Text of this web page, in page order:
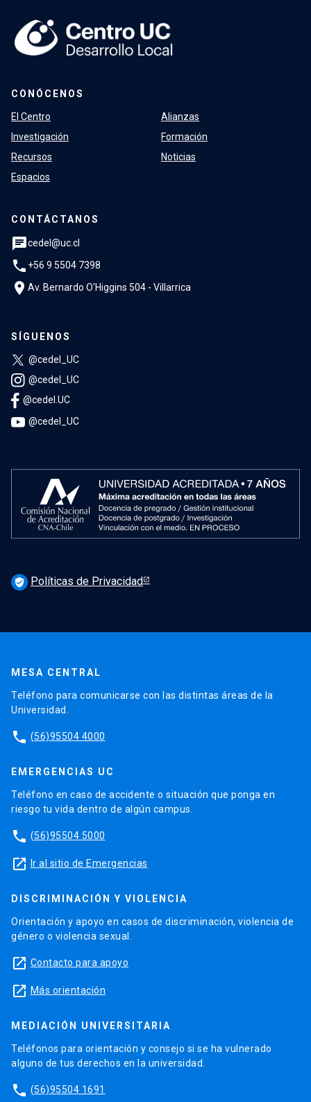
CONÓCENOS
El Centro
Investigación
Recursos
Espacios
Alianzas
Formación
Noticias
CONTÁCTANOS
chatcedel@uc.cl
phone +56 9 5504 7398
location_on Av. Bernardo O'Higgins 504 - Villarrica
SÍGUENOS
@cedel_UC
@cedel_UC
@cedel.UC
@cedel_UC
verified_user Políticas de Privacidad
MESA CENTRAL
Teléfono para comunicarse con las distintas áreas de la
Universidad.
phone (56)95504 4000
EMERGENCIAS UC
Teléfono en caso de accidente o situación que ponga en
riesgo tu vida dentro de algún campus.
phone (56)95504 5000
launch Ir al sitio de Emergencias
DISCRIMINACIÓN Y VIOLENCIA
Orientación y apoyo en casos de discriminación, violencia de
género o violencia sexual.
launch Contacto para apoyo
launch Más orientación
MEDIACIÓN UNIVERSITARIA
Teléfonos para orientación y consejo si se ha vulnerado
alguno de tus derechos en la universidad.
phone (56)95504 1691